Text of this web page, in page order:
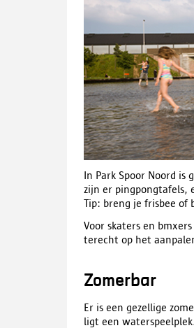
In Park Spoor Noord is
zijn er pingpongtafels,
Tip: breng je frisbee of
Voor skaters en
terecht op het
Zomerbar
Er is een gezellige
ligt een